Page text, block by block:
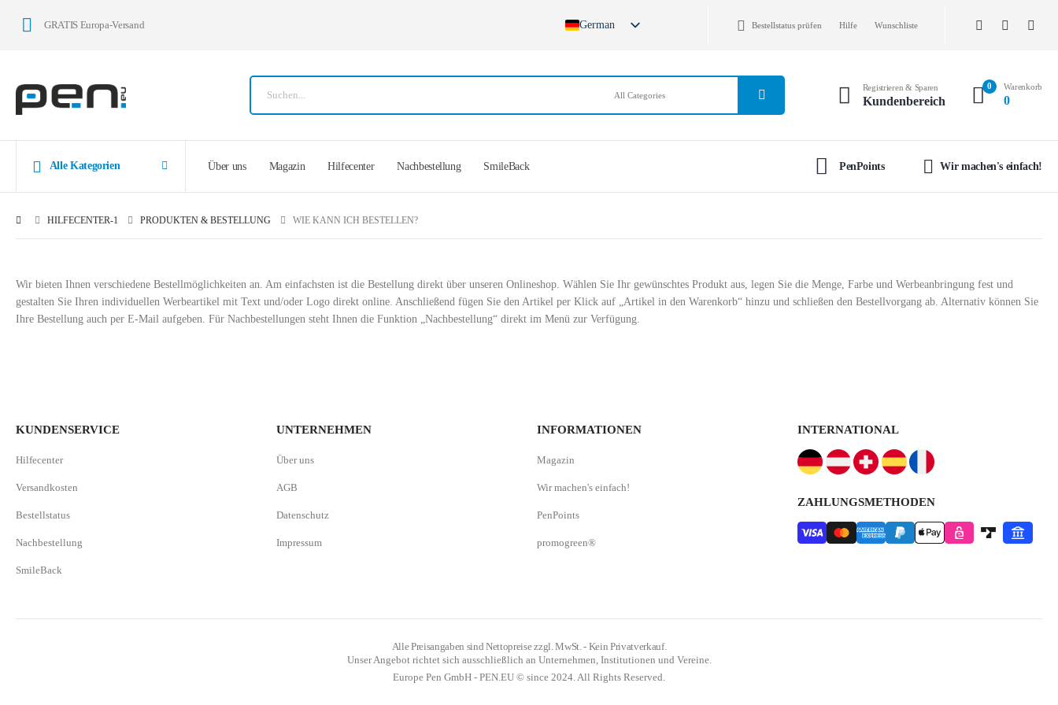
GRATIS Europa-Versand
German
Spanish
Bestellstatus prüfen Hilfe Wunschliste
Registrieren & Sparen
Kundenbereich
0 Warenkorb
0
Alle Kategorien Über uns Magazin Hilfecenter Nachbestellung SmileBack PenPoints Wir machen's einfach!
HILFECENTER-1 PRODUKTEN & BESTELLUNG WIE KANN ICH BESTELLEN?
Wir bieten Ihnen verschiedene Bestellmöglichkeiten an. Am einfachsten ist die Bestellung direkt über unseren Onlineshop. Wählen Sie Ihr gewünschtes Produkt aus, legen Sie die Menge, Farbe und Werbeanbringung fest und
gestalten Sie Ihren individuellen Werbeartikel mit Text und/oder Logo direkt online. Anschließend fügen Sie den Artikel per Klick auf „Artikel in den Warenkorb“ hinzu und schließen den Bestellvorgang ab. Alternativ können Sie
Ihre Bestellung auch per E-Mail aufgeben. Für Nachbestellungen steht Ihnen die Funktion „Nachbestellung“ direkt im Menü zur Verfügung.
KUNDENSERVICE
Hilfecenter
Versandkosten
Bestellstatus
Nachbestellung
SmileBack
UNTERNEHMEN
Über uns
AGB
Datenschutz
Impressum
INFORMATIONEN
Magazin
Wir machen's einfach!
PenPoints
promogreen®
INTERNATIONAL
ZAHLUNGSMETHODEN
Alle Preisangaben sind Nettopreise zzgl. MwSt. - Kein Privatverkauf.
Unser Angebot richtet sich ausschließlich an Unternehmen, Institutionen und Vereine.
Europe Pen GmbH - PEN.EU © since 2024. All Rights Reserved.